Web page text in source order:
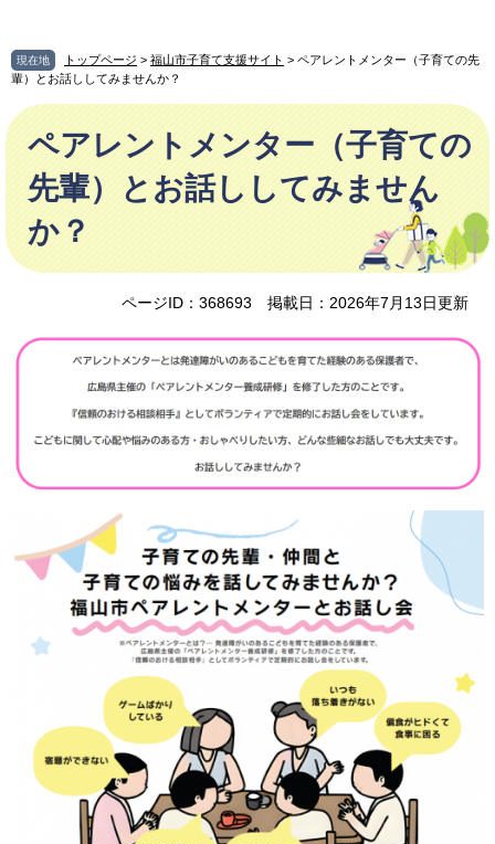
ジ
の
頭
ュ
ー
飛
文
現在地 トップページ > 福山市子育て支援サイト > ペアレントメンター（子育ての先
輩）とお話ししてみませんか？
本
文
ペアレントメンター（子育ての
先輩）とお話ししてみません
か？
ページID：368693 掲載日：2026年7月13日更新